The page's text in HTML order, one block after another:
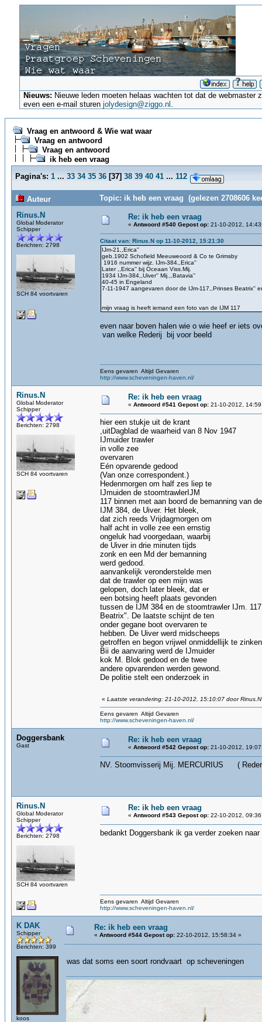
Nieuws: Nieuwe leden moeten helaas wachten tot dat de
even een e-mail sturenjolydesign@ziggo.nl .
Vraag en antwoord & Wie wat waar
Vraag en antwoord
Vraag en antwoord
ik heb een vraag
Pagina's: 1 ... 33 34 35 36 [37] 38 39 40 41 ... 112
Auteur
Topic: ik heb een vraag (gelezen 2708606
Rinus.N
Global Moderator
Schipper
Berichten: 2798
SCH 84 voortvaren
Re: ik heb een vraag
« Antwoord #540 Gepost op: 21-10-2012,
Citaat van: Rinus.N op 11-10-2012, 15:21:30
IJm-21,,Erica''
geb.1902 Schofield Meeuweoord & Co te Grimsby
1916 nummer wijz. IJm-384,,Erica''
Later ,,Erica'' bij Oceaan Viss.Mij.
1934 IJm-384,,Uiver'' Mij.,,Batavia''
40-45 in Engeland
7-11-1947 aangevaren door de IJm-117,,Prinses Beatrix''
mijn vraag is heeft iemand een foto van de IJM 117
even naar boven halen wie o wie heef er iets
van welke Rederij bij voor beeld
Eens gevaren Altijd Gevaren
http://www.scheveningen-haven.nl/
Rinus.N
Global Moderator
Schipper
Berichten: 2798
SCH 84 voortvaren
Re: ik heb een vraag
« Antwoord #541 Gepost op: 21-10-2012,
hier een stukje uit de krant
,uitDagblad de waarheid van 8 Nov 1947
IJmuider trawler
in volle zee
overvaren
Eén opvarende gedood
(Van onze correspondent.)
Hedenmorgen om half zes liep te
IJmuiden de stoomtrawlerIJM
117 binnen met aan boord de bemanning van
IJM 384, de Uiver. Het bleek,
dat zich reeds Vrijdagmorgen om
half acht in volle zee een ernstig
ongeluk had voorgedaan, waarbij
de Uiver in drie minuten tijds
zonk en een Md der bemanning
werd gedood.
aanvankelijk veronderstelde men
dat de trawler op een mijn was
gelopen, doch later bleek, dat er
een botsing heeft plaats gevonden
tussen de IJM 384 en de stoomtrawler IJm.
Beatrix". De laatste schijnt de ten
onder gegane boot overvaren te
hebben. De Uiver werd midscheeps
getroffen en begon vrijwel onmiddellijk te
Bii de aanvaring werd de IJmuider
kok M. Blok gedood en de twee
andere opvarenden werden gewond.
De politie stelt een onderzoek in
« Laatste verandering: 21-10-2012, 15:10:07 door Rinus.N
Eens gevaren Altijd Gevaren
http://www.scheveningen-haven.nl/
Doggersbank
Gast
Re: ik heb een vraag
« Antwoord #542 Gepost op: 21-10-2012,
NV. Stoomvisserij Mij. MERCURIUS (
Rinus.N
Global Moderator
Schipper
Berichten: 2798
SCH 84 voortvaren
Re: ik heb een vraag
« Antwoord #543 Gepost op: 22-10-2012,
bedankt Doggersbank ik ga verder zoeken
Eens gevaren Altijd Gevaren
http://www.scheveningen-haven.nl/
K DAK
Schipper
Berichten: 399
koos
Re: ik heb een vraag
« Antwoord #544 Gepost op: 22-10-2012, 15:58:34 »
was dat soms een soort rondvaart op scheveningen